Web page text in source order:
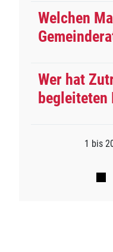
Welchen
Wer hat
begleiteten
1 bis